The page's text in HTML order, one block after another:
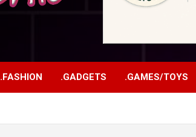
.FASHION .GADGETS .GAMES/TOYS